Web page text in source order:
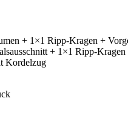
+ 1×1 Ripp-Kragen +
+ 1×1 Ripp-Kragen
Kordelzug